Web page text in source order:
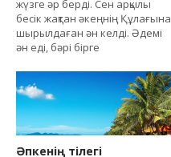
жүзге әр берді. Сен арқылы
бесік жақтан әкеңнің Құлағына
шырылдаған ән келді. Әдемі
ән еді, бәрі бірге
Әпкенің тілегі